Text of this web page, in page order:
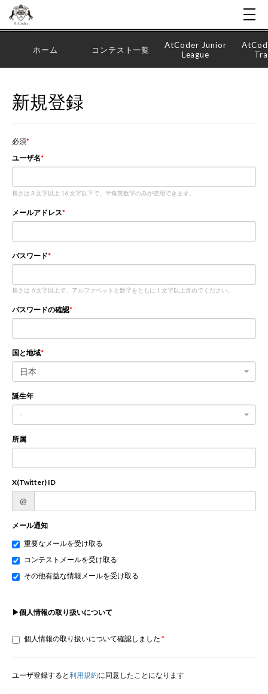
ホーム コンテスト一覧
AtCoder Junior
League
新規登録
必須
ユーザ名
長さは 3 文字以上 16 文字以下で、半角英数字のみが使用できます。
メールアドレス
パスワード
長さは 6 文字以上で、アルファベットと数字をともに 1 文字以上含めてください。
パスワードの確認
国と地域
日本
誕生年
-
所属
X(Twitter) ID
@
メール通知
重要なメールを受け取る
コンテストメールを受け取る
その他有益な情報メールを受け取る
▶個人情報の取り扱いについて
個人情報の取り扱いについて確認しました
ユーザ登録すると利用規約に同意したことになります